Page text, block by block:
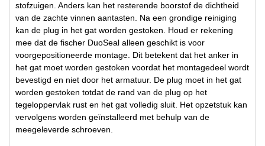
stofzuigen. Anders kan het resterende boorstof de dichtheid
van de zachte vinnen aantasten. Na een grondige reiniging
kan de plug in het gat worden gestoken. Houd er rekening
mee dat de fischer DuoSeal alleen geschikt is voor
voorgepositioneerde montage. Dit betekent dat het anker in
het gat moet worden gestoken voordat het montagedeel wordt
bevestigd en niet door het armatuur. De plug moet in het gat
worden gestoken totdat de rand van de plug op het
tegeloppervlak rust en het gat volledig sluit. Het opzetstuk kan
vervolgens worden geïnstalleerd met behulp van de
meegeleverde schroeven.